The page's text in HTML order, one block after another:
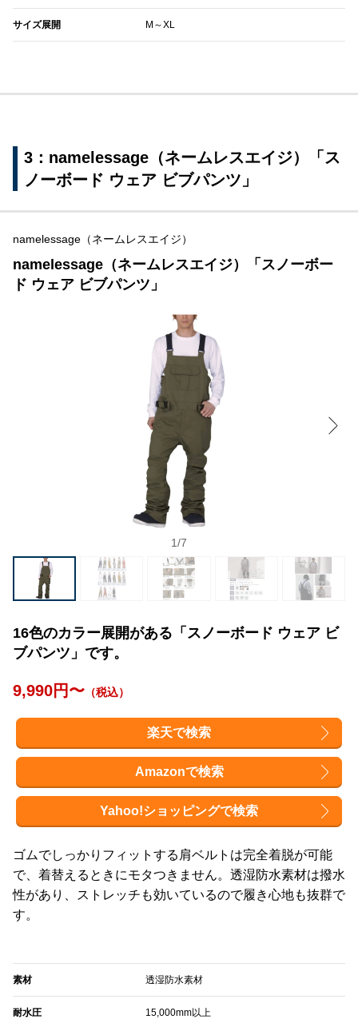
サイズ展開 M～XL
3：namelessage（ネームレスエイジ）「ス
ノーボード ウェア ビブパンツ」
namelessage（ネームレスエイジ）
namelessage（ネームレスエイジ）「スノーボー
ド ウェア ビブパンツ」
1/7
16色のカラー展開がある「スノーボード ウェア ビ
ブパンツ」です。
9,990円〜 （税込）
楽天で検索
Amazonで検索
Yahoo!ショッピングで検索
ゴムでしっかりフィットする肩ベルトは完全着脱が可能
で、着替えるときにモタつきません。透湿防水素材は撥水
性があり、ストレッチも効いているので履き心地も抜群で
す。
素材 透湿防水素材
耐水圧 15,000mm以上